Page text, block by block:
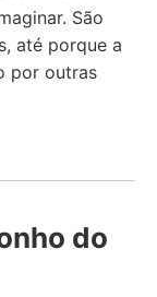
São
até porque a
por outras
do